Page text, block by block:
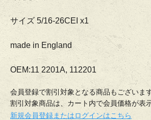
サイズ 5/16-26CEI x1
made in England
OEM:11 2201A, 112201
会員登録で割引対象となる商品もございます
割引対象商品は、カート内で会員価格が表
新規会員登録またはログインはこちら